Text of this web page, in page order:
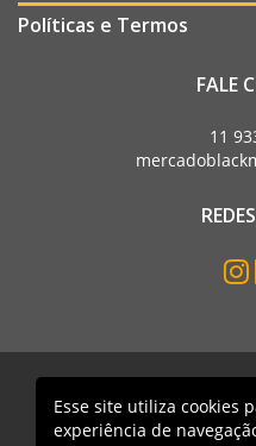
Políticas e Termos
FALE
11
Mercado Black Money.
Esse site utiliza cookies
experiência de